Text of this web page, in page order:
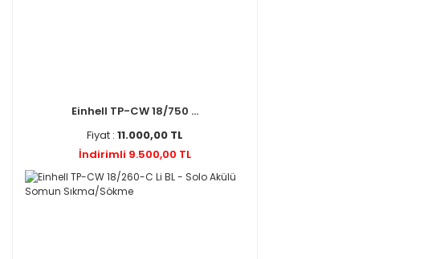
Einhell TP-CW 18/750 ...
Fiyat : 11.000,00 TL
İndirimli 9.500,00 TL